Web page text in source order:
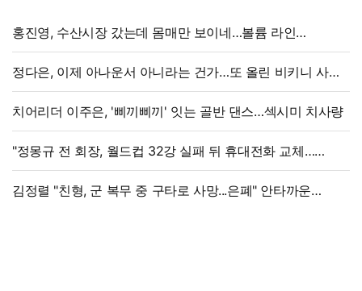
홍진영, 수산시장 갔는데 몸매만 보이네…볼륨 라인
'시선강탈'
정다은, 이제 아나운서 아니라는 건가…또 올린 비키니 사진,
과감 반전 매력
치어리더 이주은, '삐끼삐끼' 잇는 골반 댄스…섹시미 치사량
"정몽규 전 회장, 월드컵 32강 실패 뒤 휴대전화 교체…
출국금지 조치도"
김정렬 "친형, 군 복무 중 구타로 사망...은폐" 안타까운